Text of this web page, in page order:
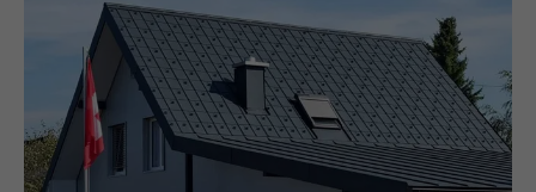
PROVIDER LinkedIn
DECORSO 2 anni
SCOPO
Utilizzato dal servizio di social network
LinkedIn per il tracking dell’utilizzo di